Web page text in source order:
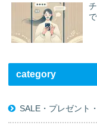
category
SALE・プレゼント